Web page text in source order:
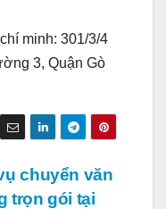
minh: 301/3/4
3, Quận Gò
chuyển văn
trọn gói tại